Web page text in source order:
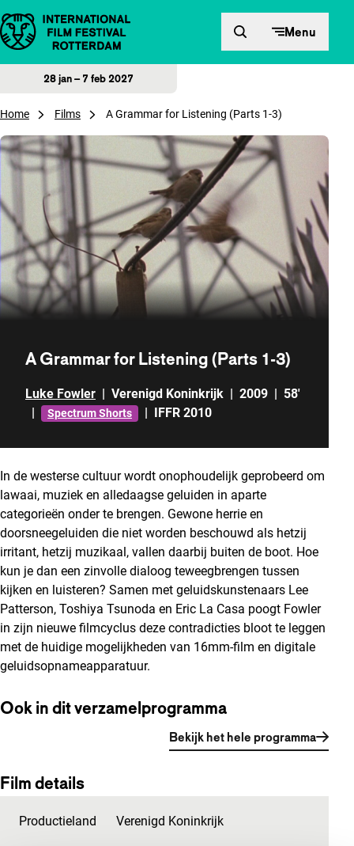
Direct naar inhoud Menu
28 jan – 7 feb 2027
Home Films A Grammar for Listening (Parts 1-3)
A Grammar for Listening (Parts 1-3)
Luke Fowler | Verenigd Koninkrijk | 2009 | 58'
|
Spectrum Shorts | IFFR 2010
In de westerse cultuur wordt onophoudelijk geprobeerd om
lawaai, muziek en alledaagse geluiden in aparte
categorieën onder te brengen. Gewone herrie en
doorsneegeluiden die niet worden beschouwd als hetzij
irritant, hetzij muzikaal, vallen daarbij buiten de boot. Hoe
kun je dan een zinvolle dialoog teweegbrengen tussen
kijken en luisteren? Samen met geluidskunstenaars Lee
Patterson, Toshiya Tsunoda en Eric La Casa poogt Fowler
in zijn nieuwe filmcyclus deze contradicties bloot te leggen
met de huidige mogelijkheden van 16mm-film en digitale
geluidsopnameapparatuur.
Ook in dit verzamelprogramma
Bekijk het hele programma
Film details
Productieland Verenigd Koninkrijk